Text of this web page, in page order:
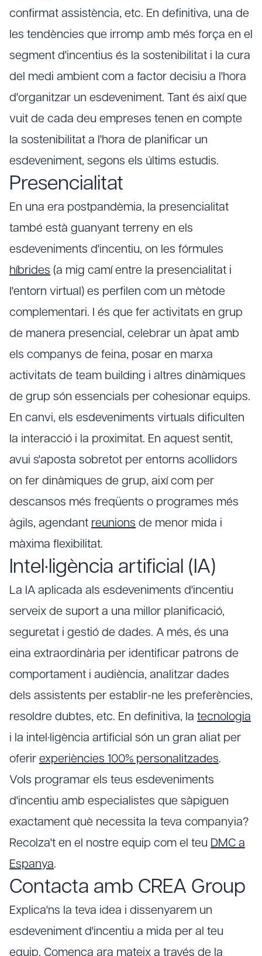
confirmat assistència, etc. En definitiva, una de
les tendències que irromp amb més força en el
segment d'incentius és la sostenibilitat i la cura
del medi ambient com a factor decisiu a l'hora
d'organitzar un esdeveniment. Tant és així que
vuit de cada deu empreses tenen en compte
la sostenibilitat a l'hora de planificar un
esdeveniment, segons els últims estudis.
Presencialitat
En una era postpandèmia, la presencialitat
també està guanyant terreny en els
esdeveniments d'incentiu, on les fórmules
híbrides (a mig camí entre la presencialitat i
l'entorn virtual) es perfilen com un mètode
complementari. I és que fer activitats en grup
de manera presencial, celebrar un àpat amb
els companys de feina, posar en marxa
activitats de team building i altres dinàmiques
de grup són essencials per cohesionar equips.
En canvi, els esdeveniments virtuals dificulten
la interacció i la proximitat. En aquest sentit,
avui s'aposta sobretot per entorns acollidors
on fer dinàmiques de grup, així com per
descansos més freqüents o programes més
àgils, agendant reunions de menor mida i
màxima flexibilitat.
Intel·ligència artificial (IA)
La IA aplicada als esdeveniments d'incentiu
serveix de suport a una millor planificació,
seguretat i gestió de dades. A més, és una
eina extraordinària per identificar patrons de
comportament i audiència, analitzar dades
dels assistents per establir-ne les preferències,
resoldre dubtes, etc. En definitiva, la tecnologia
i la intel·ligència artificial són un gran aliat per
oferir experiències 100% personalitzades.
Vols programar els teus esdeveniments
d'incentiu amb especialistes que sàpiguen
exactament què necessita la teva companyia?
Recolza't en el nostre equip com el teu DMC a
Espanya.
Contacta amb CREA Group
Explica'ns la teva idea i dissenyarem un
esdeveniment d'incentiu a mida per al teu
equip. Comença ara mateix a través de la